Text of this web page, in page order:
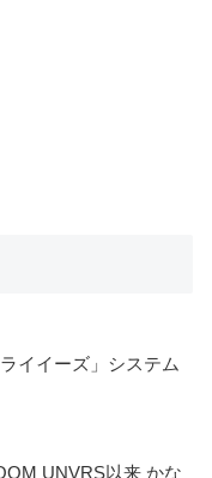
イイーズ」システム
UNVRS以来 かな